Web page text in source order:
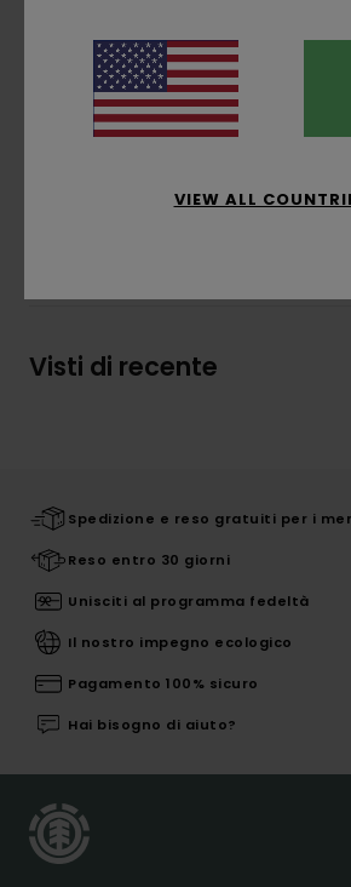
Marcatura:toppa Corporate
ribattuto davanti
Taglia:taglia unica
Visti di recente
Spedizione e reso gratuiti per i
Reso entro 30 giorni
Unisciti al programma fedeltà
Il nostro impegno ecologico
Pagamento 100% sicuro
Hai bisogno di aiuto?
VIEW ALL